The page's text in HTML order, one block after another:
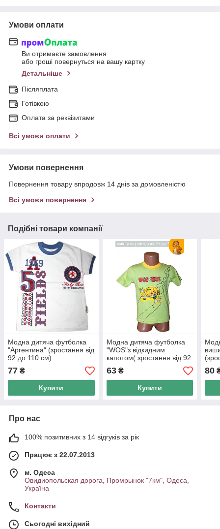
Умови оплати
Ви отримаєте замовлення
або гроші повернуться на вашу картку
Детальніше
Післяплата
Готівкою
Оплата за реквізитами
Всі умови оплати
Умови повернення
Повернення товару впродовж 14 днів за домовленістю
Всі умови повернення
Подібні товари компанії
Модна дитяча футболка
"Аргентина" (зростання від
92 до 110 см)
77 ₴
Купити
Модна дитяча футболка
"WOS"з відкидним
капотом( зростання від 92
до 110 см )
63₴
Купити
см)
80
Про нас
100% позитивних з 14 відгуків за рік
Працює з 22.07.2013
м. Одеса
Овидиопольская дорога, Промрынок "7км", Одеса,
Україна
Контакти
Сьогодні вихідний